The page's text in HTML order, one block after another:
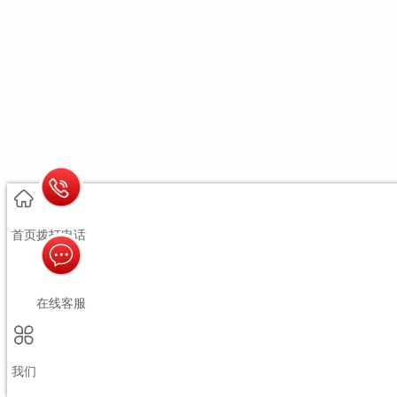
首页拨打电话
在线客服
我们